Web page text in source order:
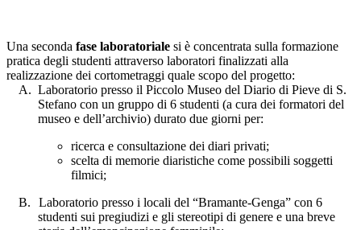
Una seconda fase laboratoriale si è concentrata sulla formazione
pratica degli studenti attraverso laboratori finalizzati alla
realizzazione dei cortometraggi quale scopo del progetto:
A. Laboratorio presso il Piccolo Museo del Diario di Pieve di S.
Stefano con un gruppo di 6 studenti (a cura dei formatori del
museo e dell’archivio) durato due giorni per:
ricerca e consultazione dei diari privati;
scelta di memorie diaristiche come possibili soggetti
filmici;
B.
Laboratorio presso i locali del “Bramante-Genga” con 6
studenti sui pregiudizi e gli stereotipi di genere e una breve